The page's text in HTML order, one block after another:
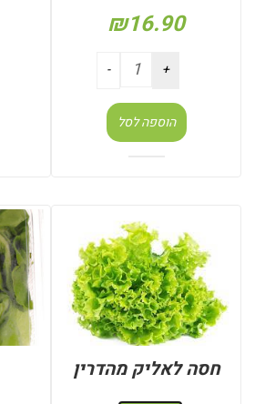
₪16.90
הוספה לסל
חסה לאליק מהדרין